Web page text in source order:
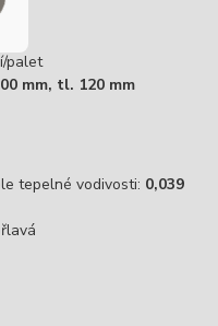
palet
mm, tl. 120 mm
tepelné vodivosti: 0,039